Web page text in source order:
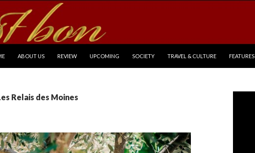
ABOUT US REVIEW UPCOMING SOCIETY TRAVEL & CULTURE FEATURES
Relais des Moines